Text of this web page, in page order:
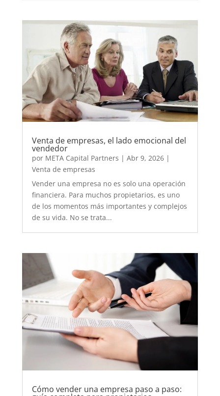
Venta de empresas, el lado emocional del
vendedor
por META Capital Partners | Abr 9, 2026|
Venta de empresas
Vender una empresa no es solo una operación
financiera. Para muchos propietarios, es uno
de los momentos más importantes y complejos
de su vida. No se trata...
Cómo vender una empresa paso a paso: